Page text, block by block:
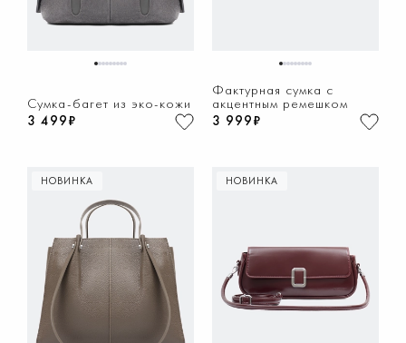
123456789
Сумка-багет из эко-кожи
3 499₽
123456789
Фактурная сумка с
акцентным ремешком
3 999₽
НОВИНКА НОВИНКА